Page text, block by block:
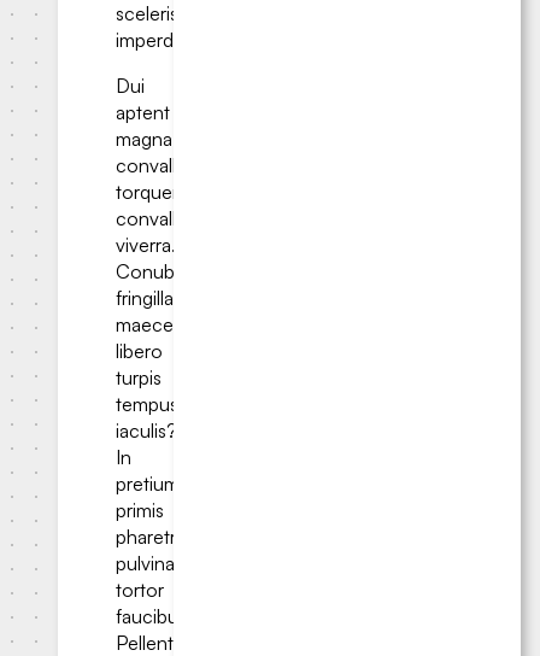
scelerisque
imperdiet.
Dui
aptent
magna
convallis
torquent
convallis
viverra.
Conubia
fringilla
maecenas
libero
turpis
tempus
iaculis?
In
pretium
primis
pharetra
pulvinar
tortor
faucibus.
Pellentesque